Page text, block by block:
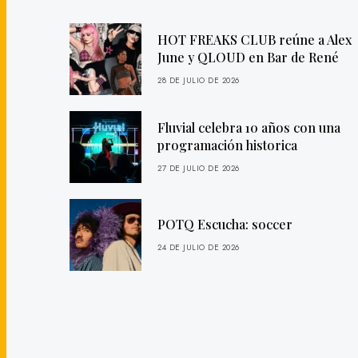
HOT FREAKS CLUB reúne a Alex
June y QLOUD en Bar de René
28 DE JULIO DE 2026
Fluvial celebra 10 años con una
programación historica
27 DE JULIO DE 2026
POTQ Escucha: soccer
24 DE JULIO DE 2026